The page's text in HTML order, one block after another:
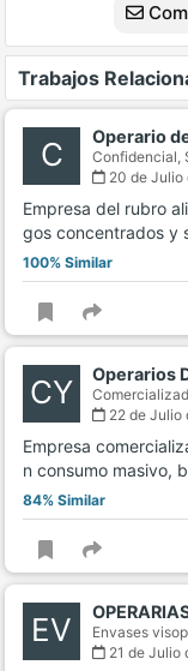
Trabajos
C Operario
Confidencial,
20 de Julio
Empresa del rubro
gos concentrados y
100% Similar
CY Operarios
22 de Julio
Empresa
n consumo masivo,
84% Similar
EV Envases
21 de Julio